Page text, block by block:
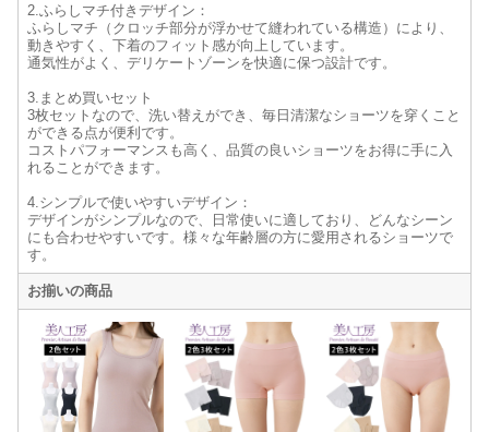
2.ふらしマチ付きデザイン：
ふらしマチ（クロッチ部分が浮かせて縫われている構造）により、
動きやすく、下着のフィット感が向上しています。
通気性がよく、デリケートゾーンを快適に保つ設計です。
3.まとめ買いセット
3枚セットなので、洗い替えができ、毎日清潔なショーツを穿くこと
ができる点が便利です。
コストパフォーマンスも高く、品質の良いショーツをお得に手に入
れることができます。
4.シンプルで使いやすいデザイン：
デザインがシンプルなので、日常使いに適しており、どんなシーン
にも合わせやすいです。様々な年齢層の方に愛用されるショーツで
す。
お揃いの商品